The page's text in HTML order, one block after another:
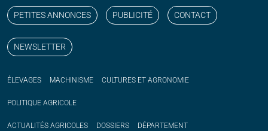
PETITES ANNONCES PUBLICITÉ CONTACT
NEWSLETTER
ÉLEVAGES MACHINISME CULTURES ET AGRONOMIE
POLITIQUE AGRICOLE
ACTUALITÉS AGRICOLES DOSSIERS DÉPARTEMENT